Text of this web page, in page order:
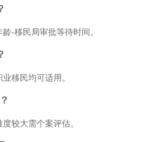
-移民局审批等待时间。
移民均可适用。
较大需个案评估。